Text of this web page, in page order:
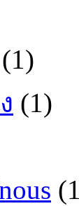
(1)
(1)